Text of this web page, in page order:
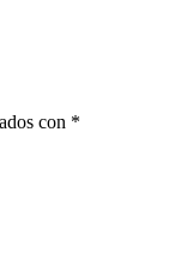
con *